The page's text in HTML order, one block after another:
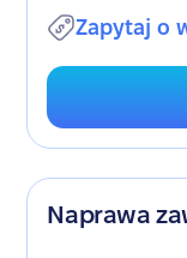
Zapytaj o
Naprawa